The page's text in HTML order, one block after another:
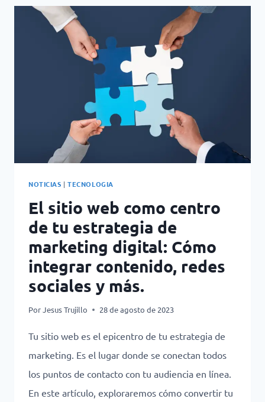
SITIO
WEB
NOTICIAS |TECNOLOGIA
El sitio web como centro
de tu estrategia de
marketing digital: Cómo
integrar contenido, redes
sociales y más.
PorJesus Trujillo 28 de agosto de 2023
Tu sitio web es el epicentro de tu estrategia de
marketing. Es el lugar donde se conectan todos
los puntos de contacto con tu audiencia en línea.
En este artículo, exploraremos cómo convertir tu